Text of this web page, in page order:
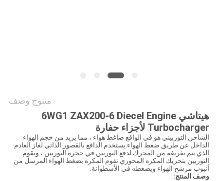
POLICY
منتوج وصف
هيتاشي 6WG1 ZAX200-6 Diecel Engine
Turbocharger لأجزاء حفارة
الشاحن التوربيني هو في الواقع ضاغط هواء ، مما يزيد من حجم الهواء
الداخل عن طريق ضغط الهواء.يستخدم الدافع بالقصور الذاتي لغاز العادم
الذي يتم تفريغه من المحرك لدفع التوربين في حجرة التوربين ، ويقوم
التوربين بتحريك المكره المحوري.تقوم المكره بضغط الهواء المرسل من
أنبوب مرشح الهواء ويضغطه في الأسطوانة.
وصف المنتج: